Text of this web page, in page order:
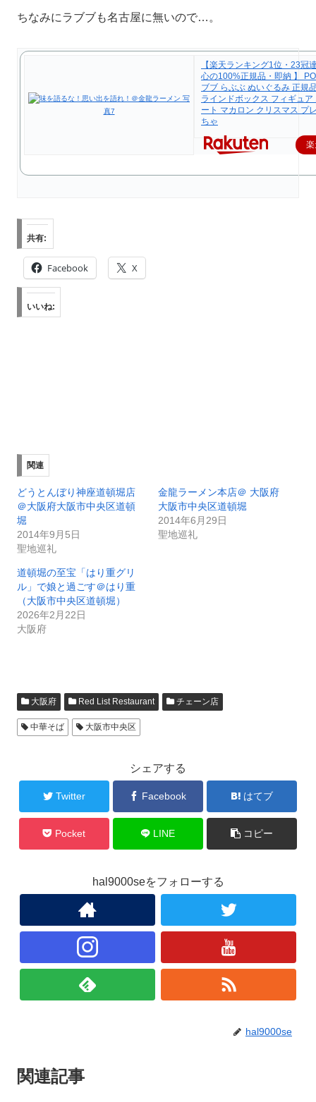
ちなみにラブブも名古屋に無いので…。
【楽天ランキング1位・23冠
心の100%正規品・即納 】
ブブ らぶぶ ぬいぐるみ 正規
ラインドボックス フィギュア
ート マカロン クリスマス プ
ちゃ
共有:
Facebook X
いいね:
関連
どうとんぼり神座道頓堀店
＠大阪府大阪市中央区道頓
堀
2014年9月5日
聖地巡礼
金龍ラーメン本店＠ 大阪府
大阪市中央区道頓堀
2014年6月29日
聖地巡礼
道頓堀の至宝「はり重グリ
ル」で娘と過ごす＠はり重
（大阪市中央区道頓堀）
2026年2月22日
大阪府
大阪府 Red List Restaurant チェーン店
中華そば 大阪市中央区
シェアする
Twitter Facebook はてブ
Pocket LINE コピー
hal9000seをフォローする
hal9000se
関連記事